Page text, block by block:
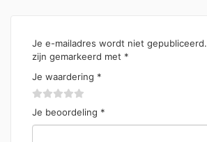
Je e-mailadres wordt niet gepubliceerd.
zijn gemarkeerd met *
Je waardering *
Je beoordeling *